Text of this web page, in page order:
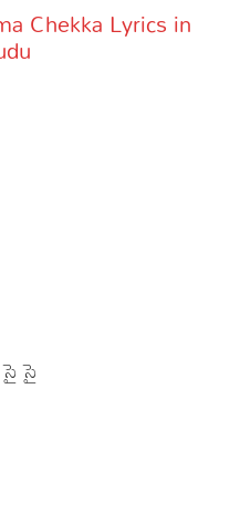
Songs
Songs
Songs
Chekka Lyrics in
సై